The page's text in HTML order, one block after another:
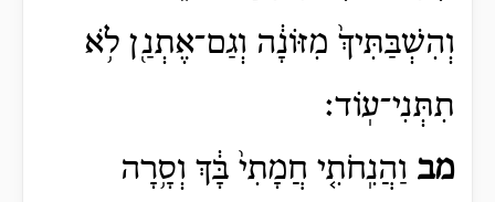
וְהִשְׁבַּתִּיךְ֙ מִזּוֹנָ֔ה וְגַם־אֶתְנַ֖ן לֹ֥א
תִתְּנִי־עֽוֹד׃
מב וַהֲנִֽחֹתִ֤י חֲמָתִי֙ בָּ֔ךְ וְסָ֥רָה